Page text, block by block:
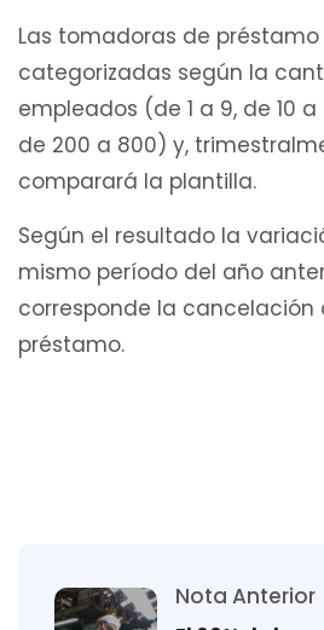
Las tomadoras de préstamo
categorizadas según la
empleados (de 1 a 9, de 10 a
de 200 a 800) y,
comparará la plantilla.
Según el resultado la
mismo período del año
corresponde la cancelación
préstamo.
Nota Anterior